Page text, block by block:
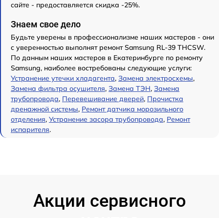
сайте - предоставляется скидка -25%.
Знаем свое дело
Будьте уверены в профессионализме наших мастеров - они
с уверенностью выполнят ремонт Samsung RL-39 THCSW.
По данным наших мастеров в Екатеринбурге по ремонту
Samsung, наиболее востребованы следующие услуги:
Устранение утечки хладагента, Замена электросхемы,
Замена фильтра осушителя, Замена ТЭН, Замена
трубопровода, Перевешивание дверей, Прочистка
дренажной системы, Ремонт датчика морозильного
отделения, Устранение засора трубопровода, Ремонт
испарителя.
Акции сервисного